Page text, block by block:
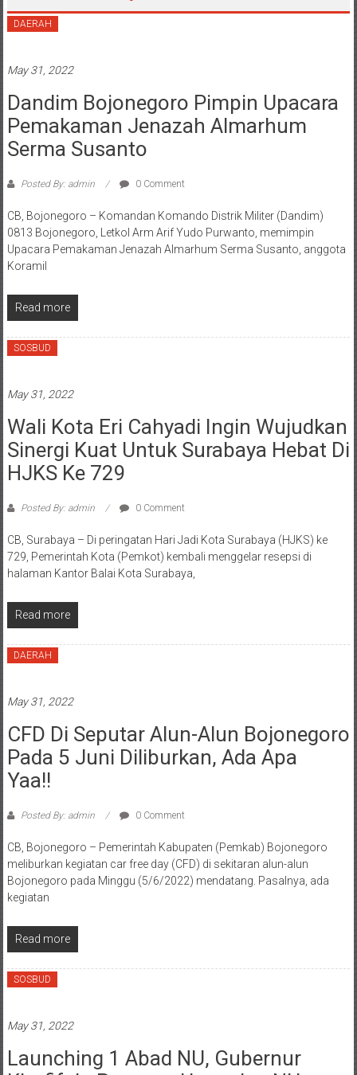
DAERAH
May 31, 2022
Dandim Bojonegoro Pimpin Upacara
Pemakaman Jenazah Almarhum
Serma Susanto
Posted By: admin 0 Comment
CB, Bojonegoro – Komandan Komando Distrik Militer (Dandim)
0813 Bojonegoro, Letkol Arm Arif Yudo Purwanto, memimpin
Upacara Pemakaman Jenazah Almarhum Serma Susanto, anggota
Koramil
Read more
SOSBUD
May 31, 2022
Wali Kota Eri Cahyadi Ingin Wujudkan
Sinergi Kuat Untuk Surabaya Hebat Di
HJKS Ke 729
Posted By: admin 0 Comment
CB, Surabaya – Di peringatan Hari Jadi Kota Surabaya (HJKS) ke
729, Pemerintah Kota (Pemkot) kembali menggelar resepsi di
halaman Kantor Balai Kota Surabaya,
Read more
DAERAH
May 31, 2022
CFD Di Seputar Alun-Alun Bojonegoro
Pada 5 Juni Diliburkan, Ada Apa
Yaa!!
Posted By: admin 0 Comment
CB, Bojonegoro – Pemerintah Kabupaten (Pemkab) Bojonegoro
meliburkan kegiatan car free day (CFD) di sekitaran alun-alun
Bojonegoro pada Minggu (5/6/2022) mendatang. Pasalnya, ada
kegiatan
Read more
SOSBUD
May 31, 2022
Launching 1 Abad NU, Gubernur